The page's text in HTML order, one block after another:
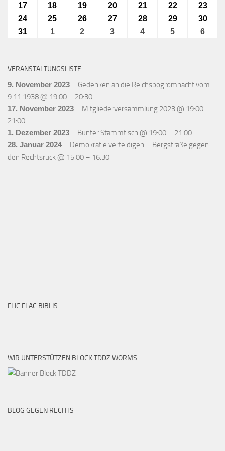
2026
2026
2026
2026
2026
2026
2026
August
August August
2026
August
2026
August
2026
August
2026
2026
17
August
18
August
1919.
August
2020.
August
2121.
August
2222.
August
2323.
24
August
25
August
2626.
August
2727.
August
2828.
August
2929.
August
3030.
31 11.
2 3 4 5 6
VERANSTALTUNGSLISTE
9. November 2023 – Gedenken an die Reichspogromnacht vom
9.11.1938 @ 19:00 – 20:30
17. November 2023 – Mitgliederversammlung 2023 @ 19:00 –
21:00
1. Dezember 2023 – Bunter Stammtisch @ 19:00 – 21:00
28. Januar 2024– Demokratie verteidigen – Bergstraße gegen
den Rechtsruck @ 15:00 – 16:30
FLIC FLAC BIBLIS
WIR UNTERSTÜTZEN BLOCK TDDZ WORMS
BLOG GEGEN RECHTS